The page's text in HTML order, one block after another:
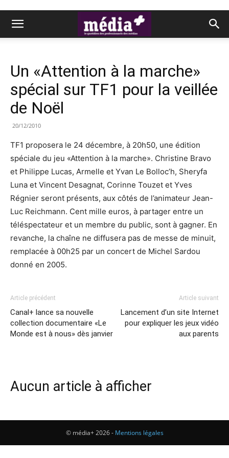
Un «Attention à la marche»
spécial sur TF1 pour la veillée
de Noël
20/12/2010
TF1 proposera le 24 décembre, à 20h50, une édition
spéciale du jeu «Attention à la marche». Christine Bravo
et Philippe Lucas, Armelle et Yvan Le Bolloc’h, Sheryfa
Luna et Vincent Desagnat, Corinne Touzet et Yves
Régnier seront présents, aux côtés de l’animateur Jean-
Luc Reichmann. Cent mille euros, à partager entre un
téléspectateur et un membre du public, sont à gagner. En
revanche, la chaîne ne diffusera pas de messe de minuit,
remplacée à 00h25 par un concert de Michel Sardou
donné en 2005.
Article précédent
Canal+ lance sa nouvelle
collection documentaire «Le
Monde est à nous» dès janvier
Article suivant
Lancement d’un site Internet
pour expliquer les jeux vidéo
aux parents
Aucun article à afficher
© média+ 2026 - Mentions légales